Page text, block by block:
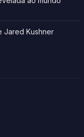
Jared Kushner